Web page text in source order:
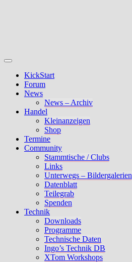
KickStart
Forum
News
News – Archiv
Handel
Kleinanzeigen
Shop
Termine
Community
Stammtische / Clubs
Links
Unterwegs – Bildergalerien
Datenblatt
Teilegrab
Spenden
Technik
Downloads
Programme
Technische Daten
Ingo’s Technik DB
XTom Workshops